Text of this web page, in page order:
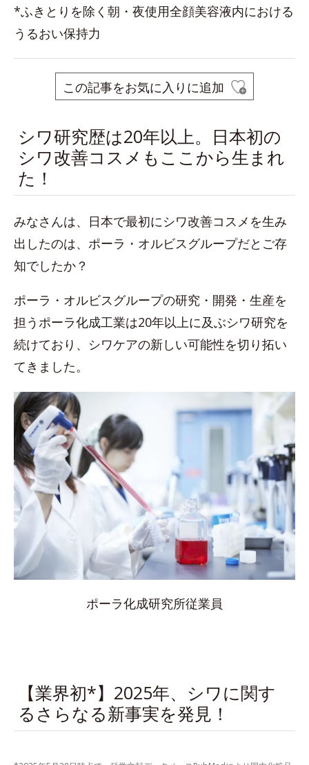
*ふきとりを除く朝・夜使用全顔美容液内における
うるおい保持力
この記事をお気に入りに追加
シワ研究歴は20年以上。日本初の
シワ改善コスメもここから生まれ
た！
みなさんは、日本で最初にシワ改善コスメを生み
出したのは、ポーラ・オルビスグループだとご存
知でしたか？
ポーラ・オルビスグループの研究・開発・生産を
担うポーラ化成工業は20年以上に及ぶシワ研究を
続けており、シワケアの新しい可能性を切り拓い
てきました。
ポーラ化成研究所従業員
【業界初*】2025年、シワに関す
るさらなる新事実を発見！